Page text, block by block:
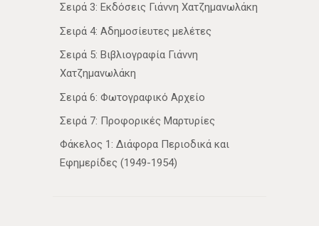
Σειρά 3: Εκδόσεις Γιάννη Χατζημανωλάκη
Σειρά 4: Αδημοσίευτες μελέτες
Σειρά 5: Βιβλιογραφία Γιάννη
Χατζημανωλάκη
Σειρά 6: Φωτογραφικό Αρχείο
Σειρά 7: Προφορικές Μαρτυρίες
Φάκελος 1: Διάφορα Περιοδικά και
Εφημερίδες (1949-1954)